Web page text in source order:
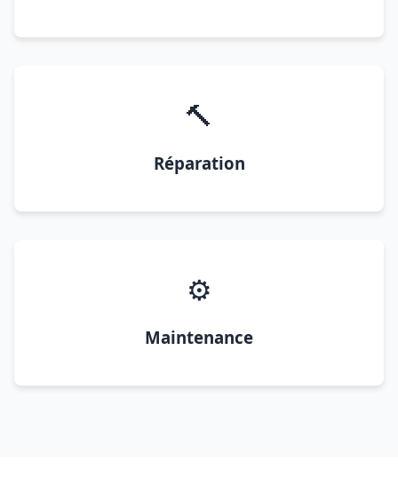
🔨
Réparation
⚙️
Maintenance